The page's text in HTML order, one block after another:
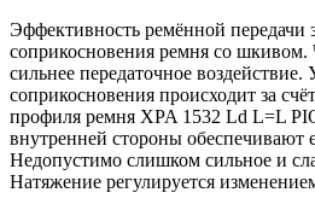
Эффективность ремённой передачи
соприкосновения ремня со
сильнее передаточное
соприкосновения происходит за
профиля ремня XPA 1532 Ld L=L
внутренней стороны обеспечивают
Недопустимо слишком сильное и
Натяжение регулируется